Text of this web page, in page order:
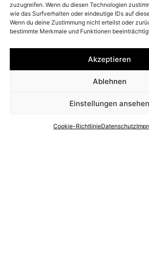
zuzugreifen. Wenn du diesen Technologien
wie das Surfverhalten oder eindeutige IDs auf
Wenn du deine Zustimmung nicht erteilst oder
bestimmte Merkmale und Funktionen
Akzeptieren
Ablehnen
Einstellungen ansehen
Cookie-RichtlinieDatenschutz